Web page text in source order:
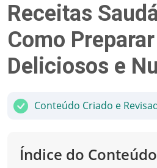
Receitas
Como
Deliciosos e
Conteúdo Criado e
Índice do Conteúdo